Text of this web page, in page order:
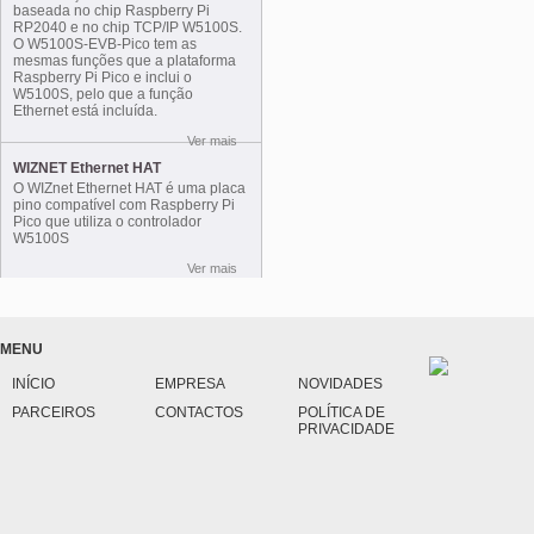
baseada no chip Raspberry Pi
RP2040 e no chip TCP/IP W5100S.
O W5100S-EVB-Pico tem as
mesmas funções que a plataforma
Raspberry Pi Pico e inclui o
W5100S, pelo que a função
Ethernet está incluída.
Ver mais
WIZNET Ethernet HAT
O WIZnet Ethernet HAT é uma placa
pino compatível com Raspberry Pi
Pico que utiliza o controlador
W5100S
Ver mais
MENU
INÍCIO EMPRESA
NOVIDADES
PARCEIROS
CONTACTOS
POLÍTICA DE
PRIVACIDADE